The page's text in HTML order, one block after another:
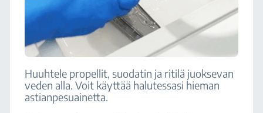
Huuhtele propellit, suodatin ja ritilä juoksevan
veden alla. Voit käyttää halutessasi hieman
astianpesuainetta.